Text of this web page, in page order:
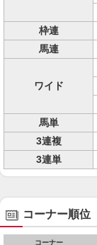
枠連
馬連
ワイド
馬単
3連複
3連単
コーナー順位
コーナー